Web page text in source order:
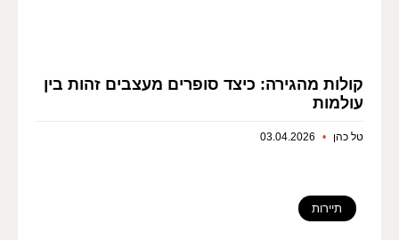
קולות מהגירה: כיצד סופרים מעצבים זהות בין
עולמות
טל כהן
תיירות